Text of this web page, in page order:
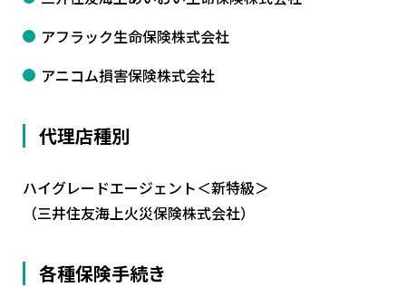
アフラック生命保険株式会社
アニコム損害保険株式会社
代理店種別
ハイグレードエージェント＜新特級＞
（三井住友海上火災保険株式会社）
各種保険手続き